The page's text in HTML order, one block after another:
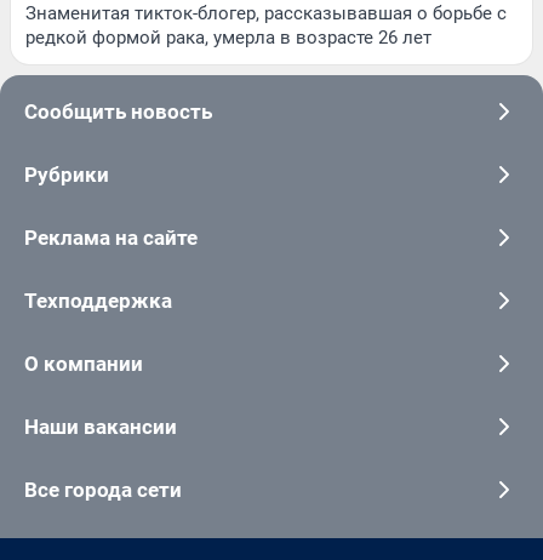
Знаменитая тикток-блогер, рассказывавшая о борьбе с
редкой формой рака, умерла в возрасте 26 лет
Сообщить новость
Рубрики
Реклама на сайте
Техподдержка
О компании
Наши вакансии
Все города сети